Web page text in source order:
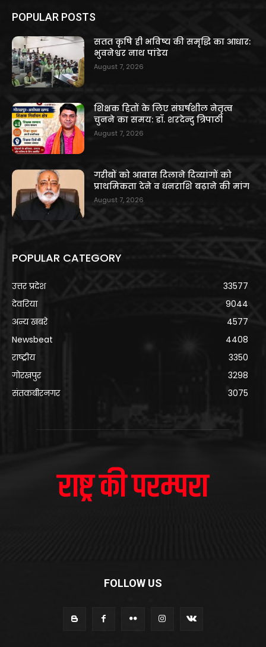
POPULAR POSTS
सतत कृषि ही भविष्य की समृद्धि का आधार:
भुवनेश्वर नाथ पांडेय
August 7, 2026
शिक्षक हितों के लिए संघर्षशील नेतृत्व
चुनने का समय: डॉ. शरदेन्दु त्रिपाठी
August 7, 2026
गरीबों को आवास दिलाने दिव्यांगों को
प्राथमिकता देने व धनराशि बढ़ाने की मांग
August 7, 2026
POPULAR CATEGORY
उत्तर प्रदेश
33577
देवरिया
9044
अन्य खबरे
4577
Newsbeat
4408
राष्ट्रीय
3350
गोरखपुर
3298
संतकबीरनगर
3075
FOLLOW US